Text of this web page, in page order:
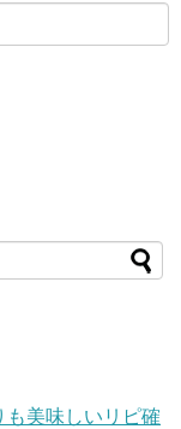
も美味しいリピ確